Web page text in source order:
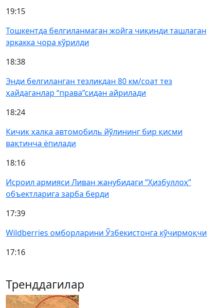
19:15
Тошкентда белгиланмаган жойга чиқинди ташлаган
эркакка чора кўрилди
18:38
Энди белгиланган тезликдан 80 км/соат тез
ҳайдаганлар “права”сидан айрилади
18:24
Кичик ҳалқа автомобиль йўлининг бир қисми
вақтинча ёпилади
18:16
Исроил армияси Ливан жанубидаги “Ҳизбуллоҳ”
объектларига зарба берди
17:39
Wildberries омборларини Ўзбекистонга кўчирмоқчи
17:16
Тренддагилар